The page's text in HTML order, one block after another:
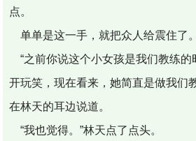
点。
单单是这一手，就把众人给震住了。
“之前你说这个小女孩是我们教练的
开玩笑，现在看来，她简直是做我们
在林天的耳边说道。
“我也觉得。”林天点了点头。